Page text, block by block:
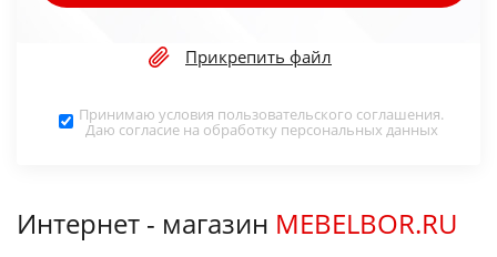
Прикрепить файл
Принимаю условия пользовательского соглашения.
Даю согласие на обработку персональных данных
Интернет - магазин MEBELBOR.RU